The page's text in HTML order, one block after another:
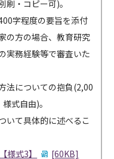
刷・コピー可)。
字程度の要旨を添付
の方の場合、教育研究
実務経験等で審査いた
法についての抱負(2,00
式自由)。
いて具体的に述べるこ
【様式3】 [60KB]